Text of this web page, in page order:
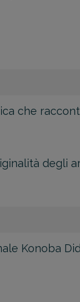
che
degli
Konoba